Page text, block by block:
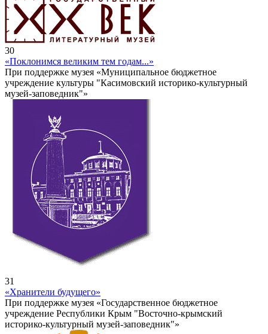
30
«Поклонимся великим тем годам...»
При поддержке музея «Муниципальное бюджетное
учреждение культуры "Касимовский историко-культурный
музей-заповедник"»
31
«Хранители будущего»
При поддержке музея «Государственное бюджетное
учреждение Республики Крым "Восточно-крымский
историко-культурный музей-заповедник"»